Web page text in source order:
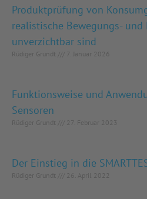
Produktprüfung von
realistische Bewegungs- und
unverzichtbar sind
Rüdiger Grundt 7. Januar 2026
Funktionsweise und
Sensoren
Rüdiger Grundt 27. Februar 2023
Der Einstieg in die
Rüdiger Grundt 26. April 2022